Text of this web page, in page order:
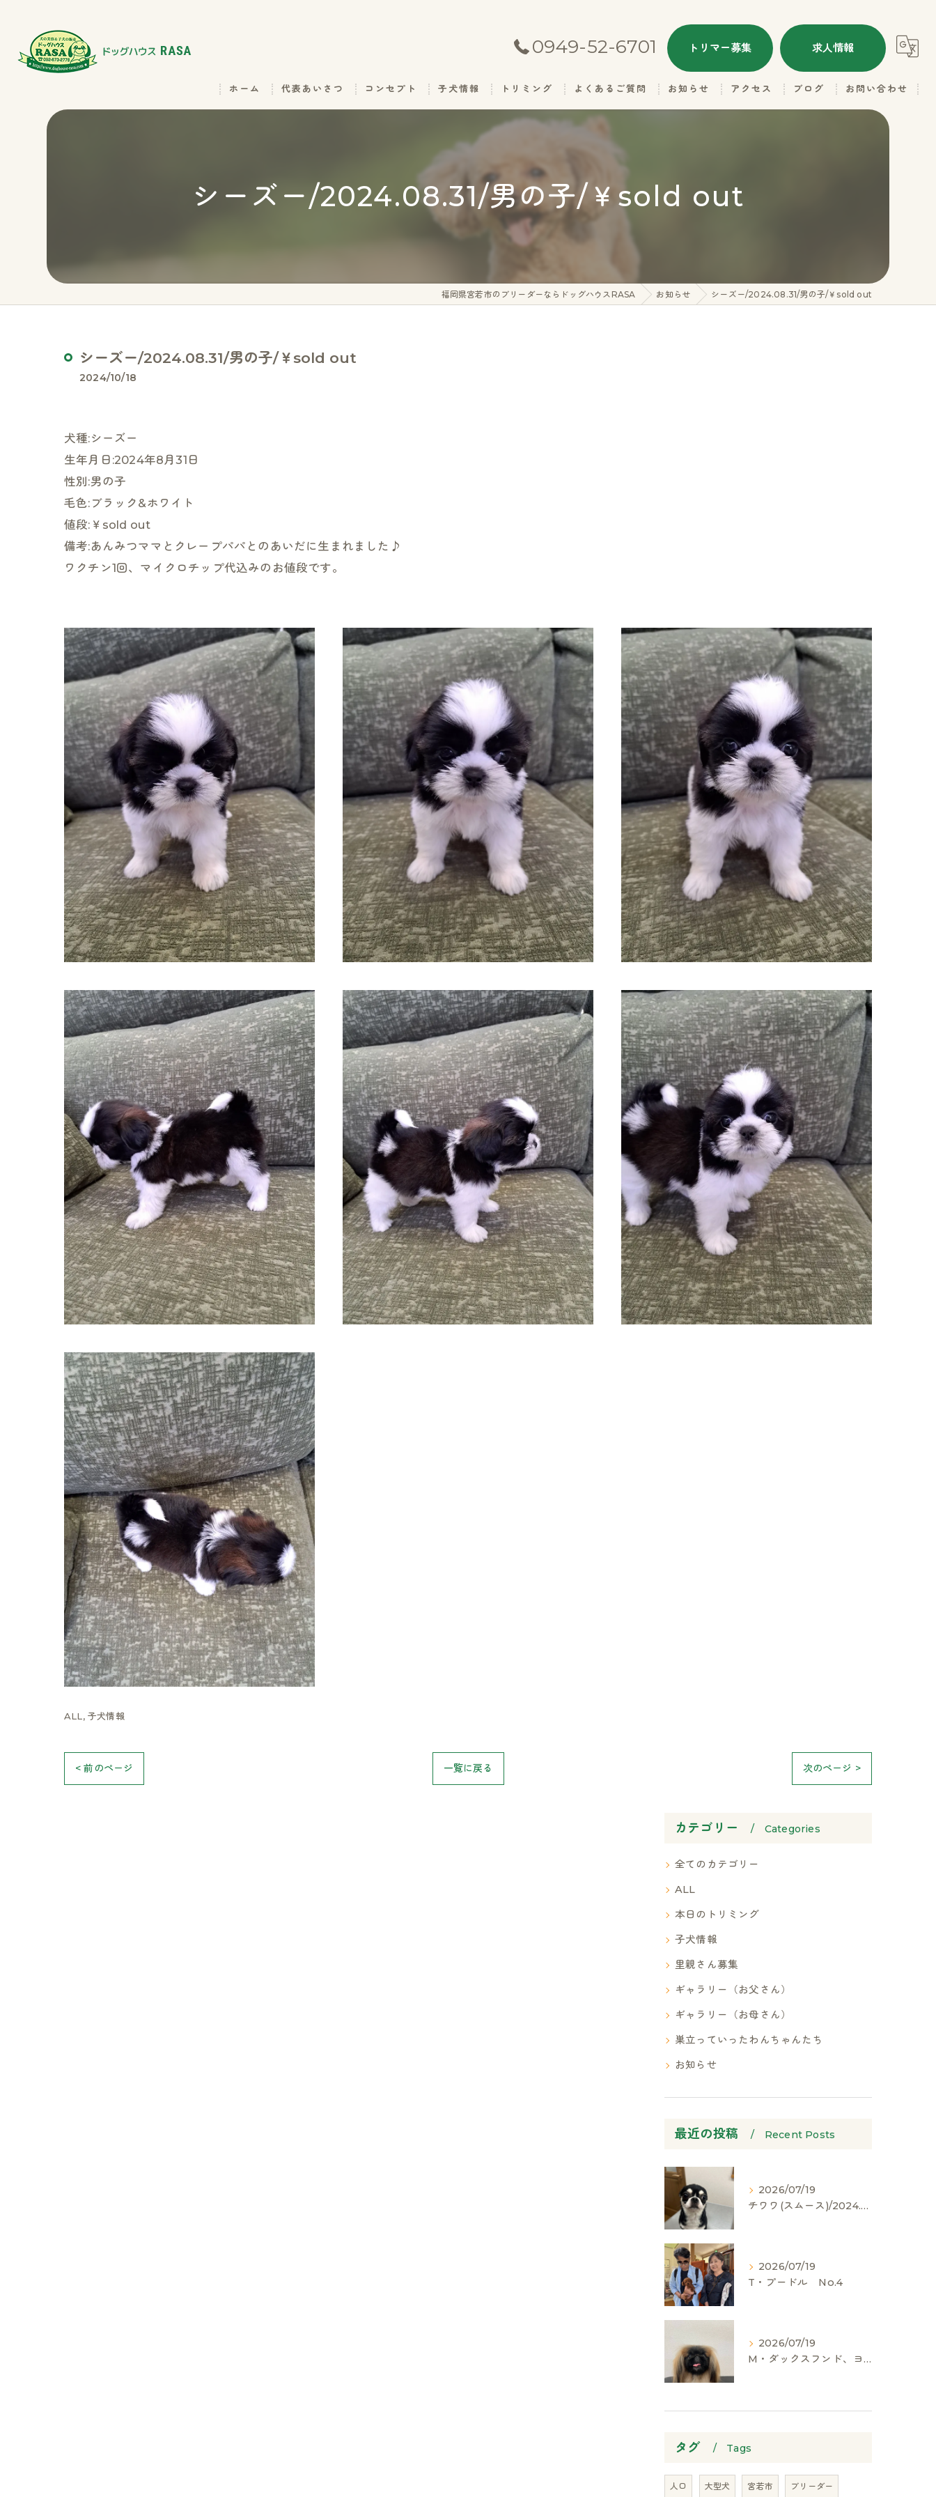
0949-52-6701 トリマー募集 求人情報
ホーム 代表あいさつ コンセプト 子犬情報 トリミング よくあるご質問 お知らせ
子犬情報
ギャラリー（お母さん）
アクセス ブログ お問い合わせ
シーズー/2024.08.31/男の子/￥sold out
福岡県宮若市のブリーダーならドッグハウスRASA お知らせ シーズー/2024.08.31/男の子/￥sold out
シーズー/2024.08.31/男の子/￥sold out
2024/10/18
犬種:シーズー
生年月日:2024年8月31日
性別:男の子
毛色:ブラック&ホワイト
値段:￥sold out
備考:あんみつママとクレープパパとのあいだに生まれました♪
ワクチン1回、マイクロチップ代込みのお値段です。
ALL 子犬情報
< 前のページ 一覧に戻る 次のページ >
カテゴリー Categories
全てのカテゴリー
ALL
本日のトリミング
子犬情報
里親さん募集
ギャラリー（お父さん）
ギャラリー（お母さん）
巣立っていったわんちゃんたち
お知らせ
最近の投稿 Recent Posts
2026/07/19
チワワ(スムース)/2024.05.06/男の子/60,000(税別)
2026/07/19
T・プードル No.4
2026/07/19
M・ダックスフンド、ヨークシャーテリア、ペキニーズ、ポメラニアン
タグ Tags
人口 大型犬 宮若市 ブリーダー